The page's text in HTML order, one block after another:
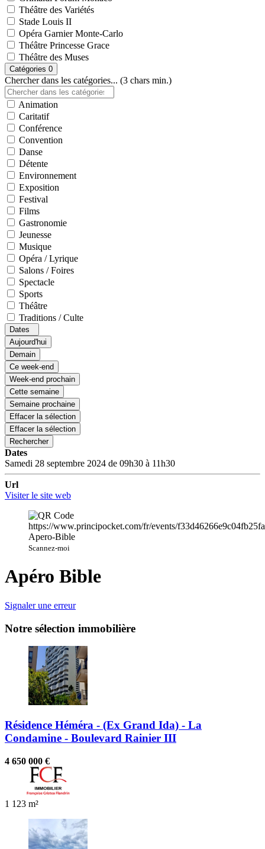
Théâtre des Variétés
Stade Louis II
Opéra Garnier Monte-Carlo
Théâtre Princesse Grace
Théâtre des Muses
Catégories 0
Chercher dans les catégories... (3 chars min.)
Animation
Caritatif
Conférence
Convention
Danse
Détente
Environnement
Exposition
Festival
Films
Gastronomie
Jeunesse
Musique
Opéra / Lyrique
Salons / Foires
Spectacle
Sports
Théâtre
Traditions / Culte
Dates
Aujourd'hui
Demain
Ce week-end
Week-end prochain
Cette semaine
Semaine prochaine
Effacer la sélection
Effacer la sélection
Rechercher
Dates
Samedi 28 septembre 2024 de 09h30 à 11h30
Url
Visiter le site web
Scannez-moi
Apéro Bible
Signaler une erreur
Notre sélection immobilière
Résidence Héméra - (Ex Grand Ida) - La
Condamine - Boulevard Rainier III
4 650 000 €
1 123 m²